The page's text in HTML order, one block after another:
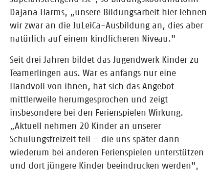
Dajana Harms, „unsere Bildungsarbeit hier lehnen
wir zwar an die JuLeiCa-Ausbildung an, dies aber
natürlich auf einem kindlicheren Niveau."
Seit drei Jahren bildet das Jugendwerk Kinder zu
Teamerlingen aus. War es anfangs nur eine
Handvoll von ihnen, hat sich das Angebot
mittlerweile herumgesprochen und zeigt
insbesondere bei den Ferienspielen Wirkung.
„Aktuell nehmen 20 Kinder an unserer
Schulungsfreizeit teil – die uns später dann
wiederum bei anderen Ferienspielen unterstützen
und dort jüngere Kinder beeindrucken werden",